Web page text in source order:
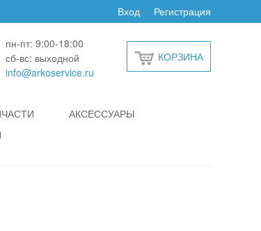
Регистрация
Вход
пн-пт: 9:00-18:00
сб-вс: выходной
info@arkoservice.ru
КОРЗИНА
АКСЕССУАРЫ